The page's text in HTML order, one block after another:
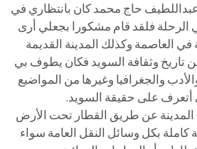
حاج محمد كان بانتظاري في
الرحلة فلقد قام مشكورا بجعلي أرى
في العاصمة وكذلك المدينة القديمة
تاريخ وثقافة السويد فكان يطوف بي
والجغرافيا وغيرها من المواضيع
أتعرف على حقيقة السويد.
المدينة عن طريق القطار تحت الأرض
كاملة بكل وسائل النقل العامة سواء